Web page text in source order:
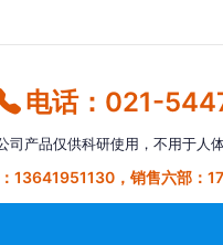
电话：021-
司产品仅供科研使用，不用于人
13641951130，销售六部：